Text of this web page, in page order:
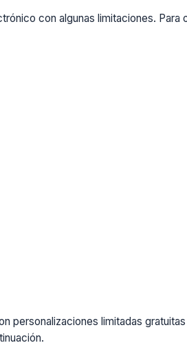
con algunas limitaciones. Para
limitadas